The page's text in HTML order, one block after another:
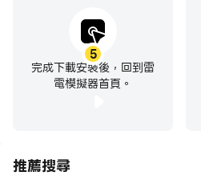
5
完成下載安裝後，回到雷
電模擬器首頁。
推薦搜尋